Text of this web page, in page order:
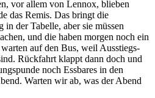
vor allem von Lennox, blieben
das Remis. Das bringt die
der Tabelle, aber sie müssen
und die haben morgen noch ein
auf den Bus, weil Ausstiegs-
Rückfahrt klappt dann doch und
noch Essbares in den
Warten wir ab, was der Abend